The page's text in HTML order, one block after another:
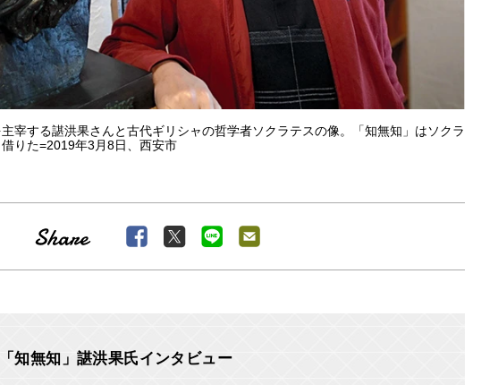
宰する諶洪果さんと古代ギリシャの哲学者ソクラテスの像。「知無知」はソクラ
りた=2019年3月8日、西安市
知無知」諶洪果氏インタビュー